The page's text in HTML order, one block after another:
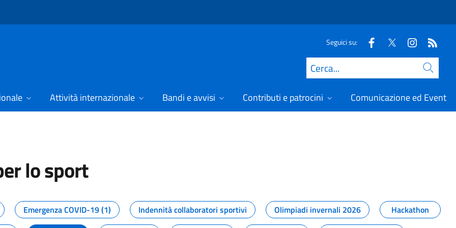
Seguici su:
Cerca
Attività internazionale Bandi e avvisi Contributi e patrocini Comunicazione ed Eventi
lo sport
dal Dipartimento per lo sport
Emergenza COVID-19 (1) Indennità collaboratori sportivi Olimpiadi invernali 2026
Hackathon